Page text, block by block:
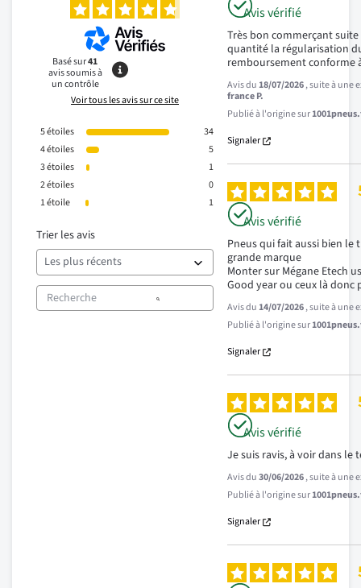
Basé sur41
avis soumis à
un contrôle
Voir tous les avis sur ce site
5étoiles
34
4étoiles
5
3étoiles
1
2étoiles
0
1étoile 1
Trier les avis
Avis vérifié
Très bon commerçant
quantité la régularisation
remboursement conforme
Avis du18/07/2026, suite à une
france P.
Publié à l'origine sur
Signaler
Avis vérifié
Pneus qui fait aussi bien le
grande marque
Monter sur Mégane Etech
Good year ou ceux là
Avis du14/07/2026, suite à une
Publié à l'origine sur
Signaler
Avis vérifié
Je suis ravis, à voir dans le
Avis du30/06/2026, suite à une
Publié à l'origine sur
Signaler